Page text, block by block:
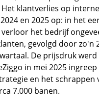
Het klantverlies op
en 2025 op: in het
verloor het bedrijf
gevolgd door zo'n
De prijsdruk werd
in mei 2025
en het schrappen
7.000 banen.